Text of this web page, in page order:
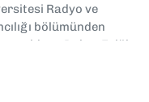
Radyo ve
bölümünden
oldum. Dokuz Eylül
üstleniyorum.